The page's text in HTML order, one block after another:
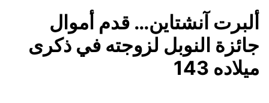
ألبرت آنشتاين… قدم أموال
جائزة النوبل لزوجته في ذكرى
ميلاده 143